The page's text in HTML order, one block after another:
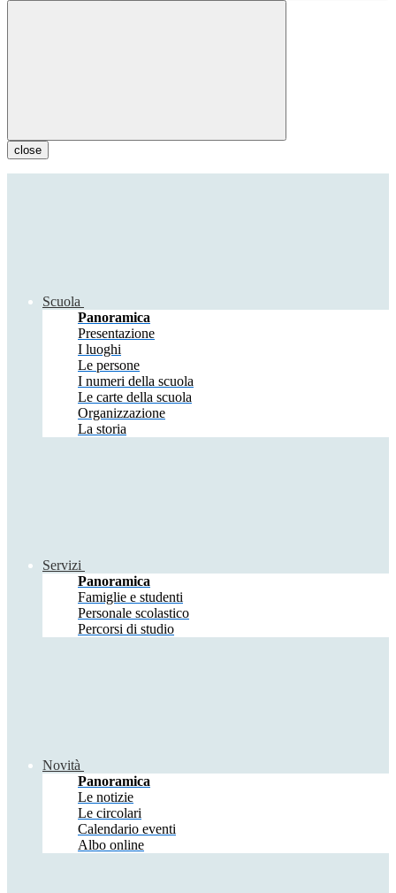
close
Scuola
Panoramica
Presentazione
I luoghi
Le persone
I numeri della scuola
Le carte della scuola
Organizzazione
La storia
Servizi
Panoramica
Famiglie e studenti
Personale scolastico
Percorsi di studio
Novità
Panoramica
Le notizie
Le circolari
Calendario eventi
Albo online